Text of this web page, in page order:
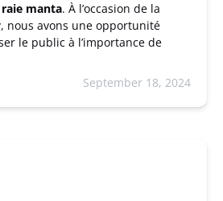
raie manta. À l’occasion de la
, nous avons une opportunité
le public à l’importance de
September 18, 2024